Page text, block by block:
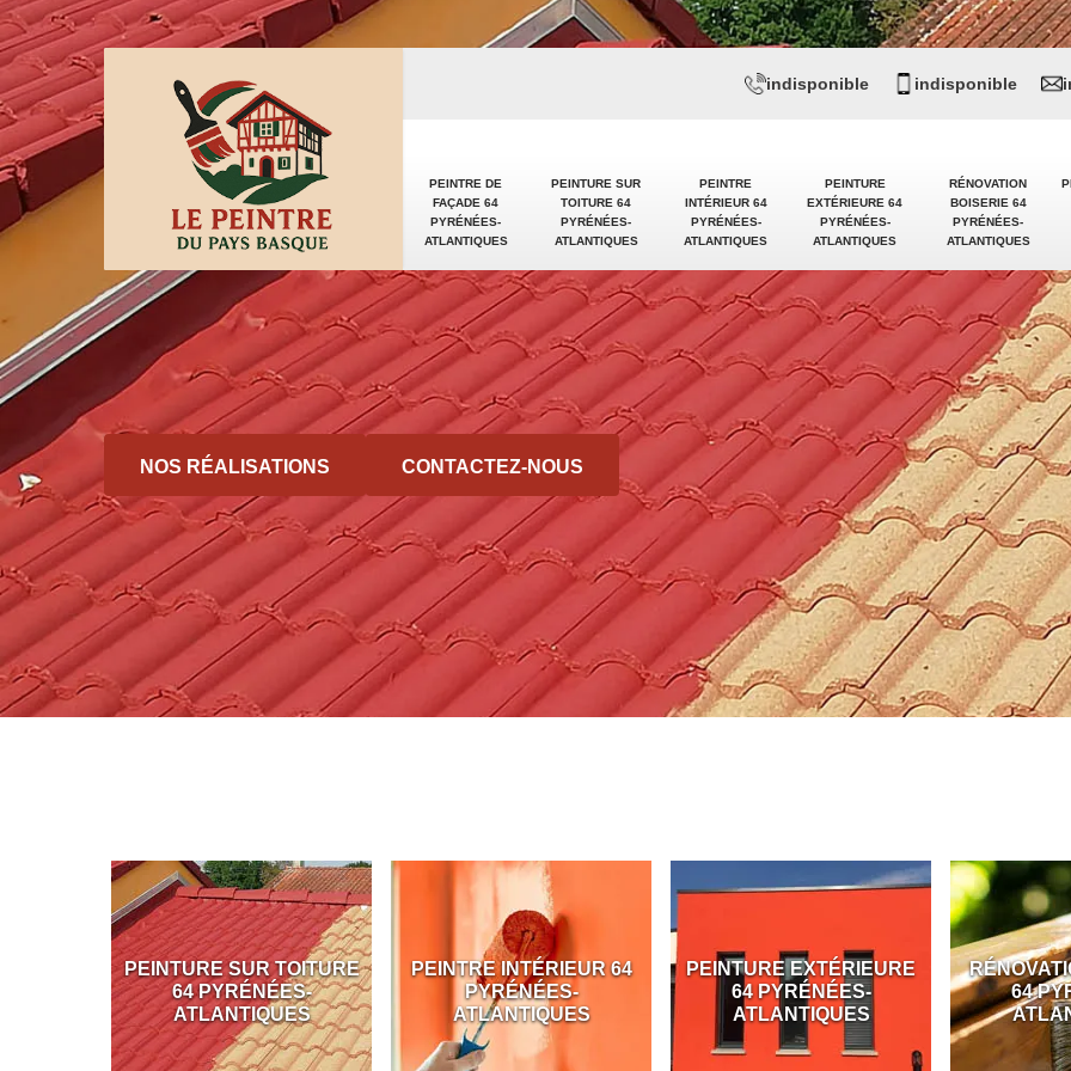
PEINTRE DE
FAÇADE 64
PYRÉNÉES-
ATLANTIQUES
PEINTURE SUR
TOITURE 64
PYRÉNÉES-
ATLANTIQUES
PEINTRE
INTÉRIEUR 64
PYRÉNÉES-
ATLANTIQUES
PEINTURE
EXTÉRIEURE 64
PYRÉNÉES-
ATLANTIQUES
RÉNOVATION
BOISERIE 64
PYRÉNÉES-
ATLANTIQUES
indisponible indisponible
NOS RÉALISATIONS CONTACTEZ-NOUS
PEINTURE SUR TOITURE
64 PYRÉNÉES-
ATLANTIQUES
PEINTRE INTÉRIEUR 64
PYRÉNÉES-
ATLANTIQUES
PEINTURE EXTÉRIEURE
64 PYRÉNÉES-
ATLANTIQUES
64